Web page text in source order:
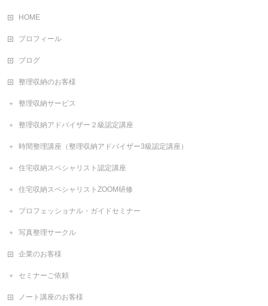
HOME
プロフィール
ブログ
整理収納のお客様
整理収納サービス
整理収納アドバイザー２級認定講座
時間整理講座（整理収納アドバイザー3級認定講座）
住宅収納スペシャリスト認定講座
住宅収納スペシャリストZOOM研修
プロフェッショナル・ガイドセミナー
写真整理サークル
企業のお客様
セミナーご依頼
ノート講座のお客様